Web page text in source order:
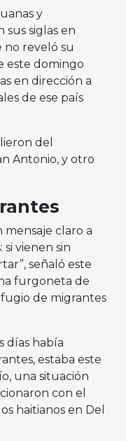
y
sus siglas en
no reveló su
este domingo
en dirección a
de ese país
del
Antonio, y otro
mensaje claro a
si vienen sin
señaló este
furgoneta de
de migrantes
días había
estaba este
una situación
con el
haitianos en Del